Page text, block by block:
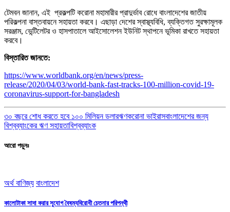
টেমবন জানান, এই প্রকল্পটি করোনা মহামারীর প্রাদুর্ভাব রোধে বাংলাদেশের জাতীয়
পরিকল্পনা বাস্তবায়নে সহায়তা করবে। এছাড়া দেশের স্বাস্থ্যবিধি, ব্যক্তিগত সুরক্ষামূলক
সরঞ্জাম, ভেন্টিলেটর ও হাসপাতালে আইসোলেশন ইউনিট স্থাপনে ভূমিকা রাখতে সহায়তা
করবে।
বিস্তারিত জানতে:
https://www.worldbank.org/en/news/press-
release/2020/04/03/world-bank-fast-tracks-100-million-covid-19-
coronavirus-support-for-bangladesh
৩০ বছরে শোধ করতে হবে ১০০ মিলিয়ন ডলারঋণকরোনা ভাইরাসবাংলাদেশের জন্য
বিশ্বব্যাংকের ঋণ সহায়তাবিশ্বব্যাংক
আরো পড়ুনঃ
অর্থ বাণিজ্য বাংলাদেশ
কালোটাকা সাদা করার সুযোগ বৈষম্যবিরোধী চেতনার পরিপন্থী